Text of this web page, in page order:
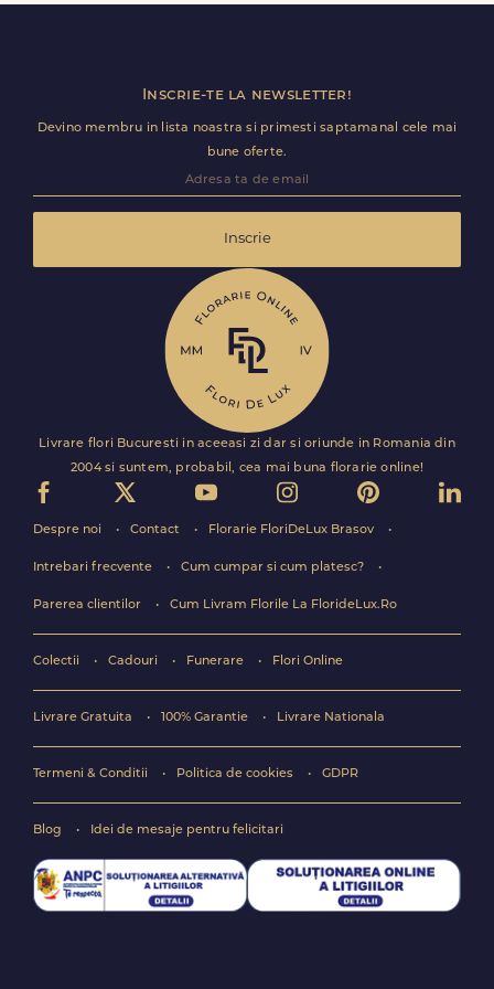
Florile sunt livrate rapid, direct de curierii nostri proprii.
Inscrie-te la newsletter!
Devino membru in lista noastra si primesti saptamanal cele mai
bune oferte.
Inscrie
Livrare flori Bucuresti in aceeasi zi dar si oriunde in Romania din
2004 si suntem, probabil, cea mai buna florarie online!
Despre noi Contact Florarie FloriDeLux Brasov
Intrebari frecvente Cum cumpar si cum platesc?
Parerea clientilor Cum Livram Florile La FlorideLux.Ro
Colectii Cadouri Funerare Flori Online
Livrare Gratuita 100% Garantie Livrare Nationala
Termeni & Conditii Politica de cookies GDPR
Blog Idei de mesaje pentru felicitari